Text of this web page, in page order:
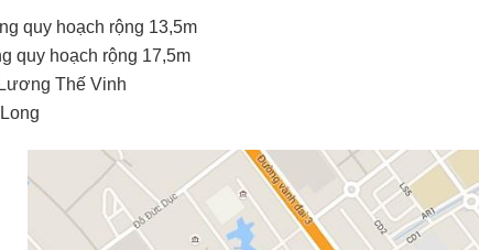
quy hoạch rộng 13,5m
quy hoạch rộng 17,5m
Thế Vinh